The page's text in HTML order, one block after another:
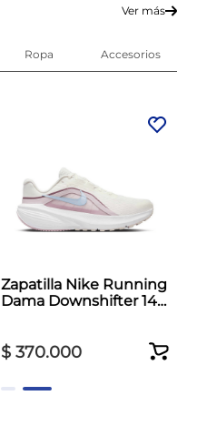
Ver más
Ropa Accesorios
Zapatilla Nike Running
Dama Downshifter 14
$ 370.000